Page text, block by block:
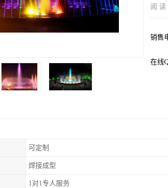
阅 读
销售
在线
可定制
焊接成型
1对1专人服务